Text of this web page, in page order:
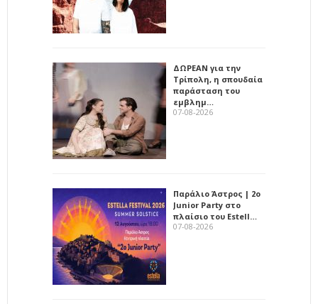
ΔΩΡΕΑΝ για την
Τρίπολη, η σπουδαία
παράσταση του
εμβλημ…
07-08-2026
Παράλιο Άστρος | 2ο
Junior Party στο
πλαίσιο του Estell…
07-08-2026